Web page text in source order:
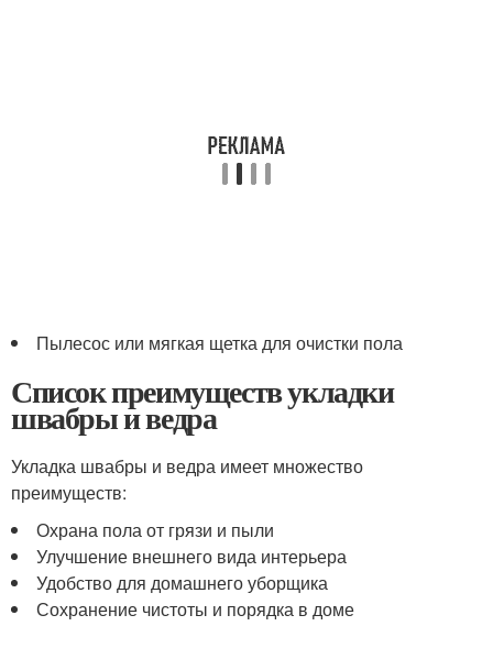
Пылесос или мягкая щетка для очистки пола
Список преимуществ укладки
швабры и ведра
Укладка швабры и ведра имеет множество
преимуществ:
Охрана пола от грязи и пыли
Улучшение внешнего вида интерьера
Удобство для домашнего уборщика
Сохранение чистоты и порядка в доме